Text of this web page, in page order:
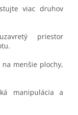
viac druhov
priestor
menšie plochy,
manipulácia a